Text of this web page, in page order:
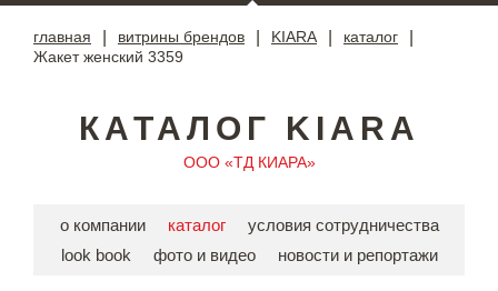
главная витрины брендов KIARA каталог
Жакет женский 3359
КАТАЛОГ KIARA
ООО «ТД КИАРА»
о компании каталог
условия сотрудничества
look book
фото и видео новости и репортажи